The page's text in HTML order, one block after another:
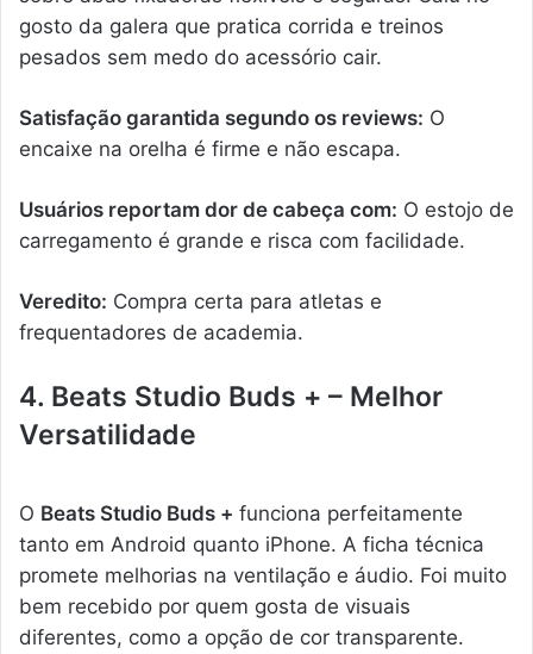
gosto da galera que pratica corrida e treinos
pesados sem medo do acessório cair.
Satisfação garantida segundo os reviews: O
encaixe na orelha é firme e não escapa.
Usuários reportam dor de cabeça com: O estojo de
carregamento é grande e risca com facilidade.
Veredito: Compra certa para atletas e
frequentadores de academia.
4. Beats Studio Buds + – Melhor
Versatilidade
O Beats Studio Buds + funciona perfeitamente
tanto em Android quanto iPhone. A ficha técnica
promete melhorias na ventilação e áudio. Foi muito
bem recebido por quem gosta de visuais
diferentes, como a opção de cor transparente.